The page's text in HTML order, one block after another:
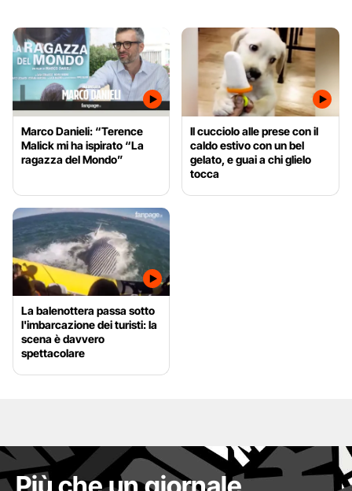
Marco Danieli: “Terence
Malick mi ha ispirato “La
ragazza del Mondo”
Il cucciolo alle prese con il
caldo estivo con un bel
gelato, e guai a chi glielo
tocca
La balenottera passa sotto
l'imbarcazione dei turisti: la
scena è davvero
spettacolare